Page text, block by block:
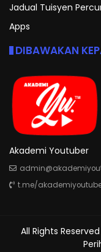
Jadual Tuisyen
Apps
DIBAWAKAN
Akademi Youtuber
t.me/
All Rights